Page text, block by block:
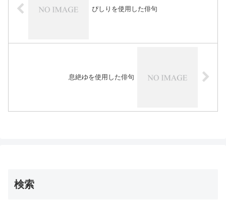
ぴしりを使用した俳句
息絶ゆを使用した俳句
検索